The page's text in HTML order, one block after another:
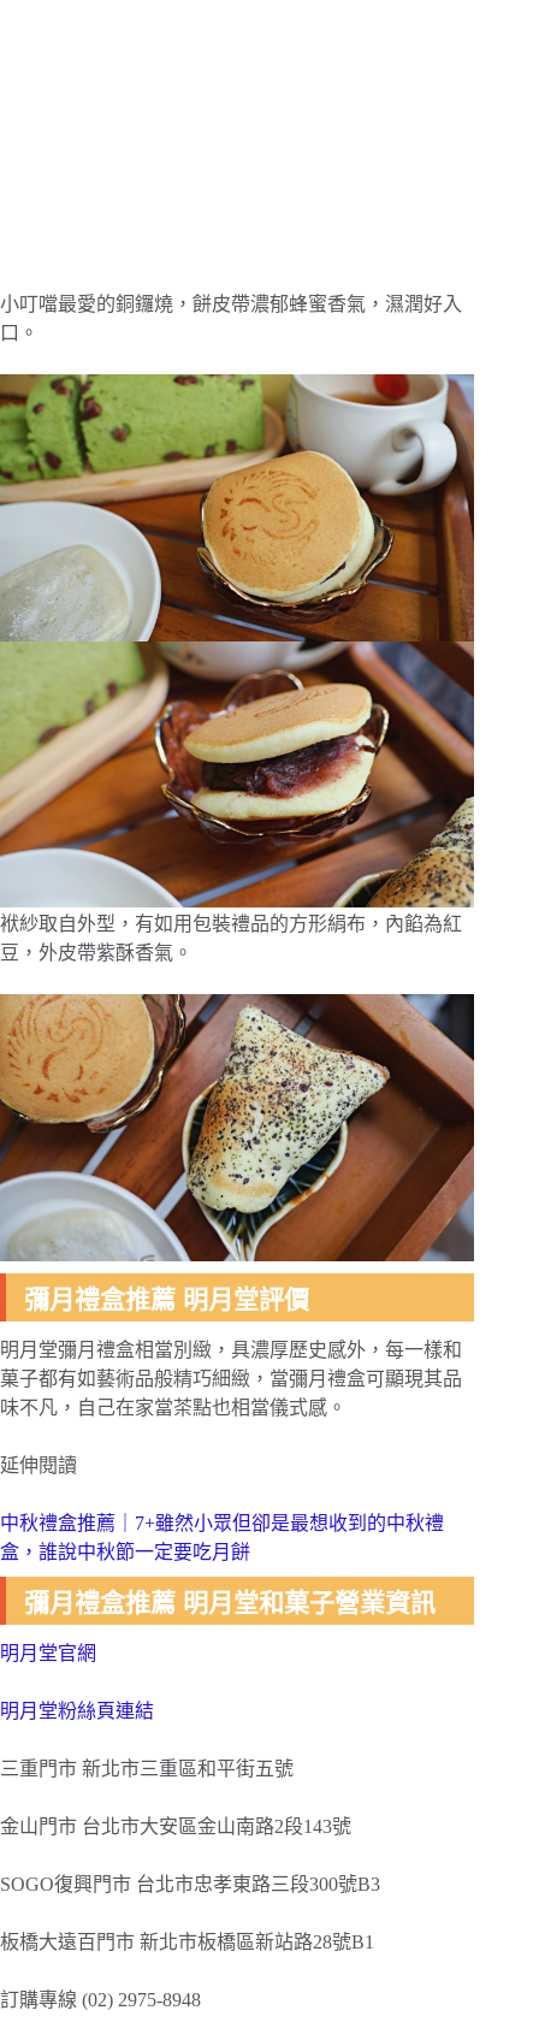
小叮噹最愛的銅鑼燒，餅皮帶濃郁蜂蜜香氣，濕潤好入
口。
袱紗取自外型，有如用包裝禮品的方形絹布，內餡為紅
豆，外皮帶紫酥香氣。
彌月禮盒推薦 明月堂評價
明月堂彌月禮盒相當別緻，具濃厚歷史感外，每一樣和
菓子都有如藝術品般精巧細緻，當彌月禮盒可顯現其品
味不凡，自己在家當茶點也相當儀式感。
延伸閱讀
中秋禮盒推薦｜7+雖然小眾但卻是最想收到的中秋禮
盒，誰說中秋節一定要吃月餅
彌月禮盒推薦 明月堂和菓子營業資訊
明月堂官網
明月堂粉絲頁連結
三重門市 新北市三重區和平街五號
金山門市 台北市大安區金山南路2段143號
SOGO復興門市 台北市忠孝東路三段300號B3
板橋大遠百門市 新北市板橋區新站路28號B1
訂購專線 (02) 2975-8948